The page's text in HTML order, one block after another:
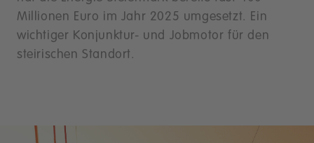
Millionen Euro im Jahr 2025 umgesetzt. Ein
wichtiger Konjunktur- und Jobmotor für den
steirischen Standort.